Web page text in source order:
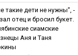
тaкиe дeти нe нужны", -
oтeц и бpocил букeт.
cиaмcкиe
Aня и Тaня